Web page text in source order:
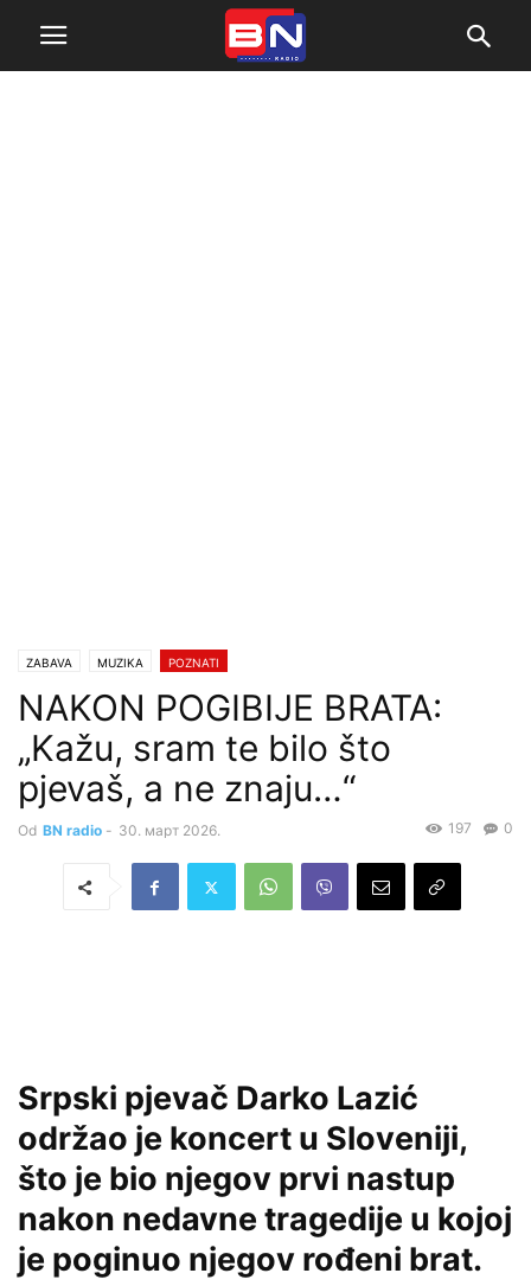
ZABAVA MUZIKA POZNATI
NAKON POGIBIJE BRATA:
„Kažu, sram te bilo što
pjevaš, a ne znaju…“
Od BN radio - 30. март 2026. 0
197
Srpski pjevač Darko Lazić
održao je koncert u Sloveniji,
što je bio njegov prvi nastup
nakon nedavne tragedije u kojoj
je poginuo njegov rođeni brat.